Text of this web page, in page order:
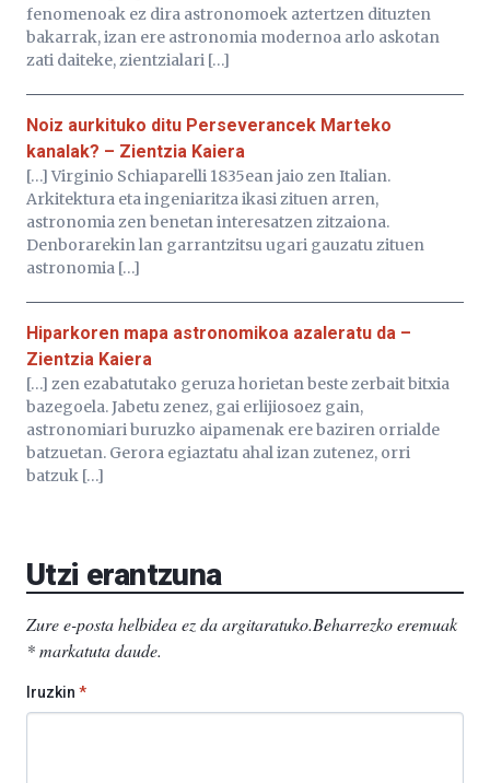
fenomenoak ez dira astronomoek aztertzen dituzten
bakarrak, izan ere astronomia modernoa arlo askotan
zati daiteke, zientzialari […]
Noiz aurkituko ditu Perseverancek Marteko
kanalak? – Zientzia Kaiera
[…] Virginio Schiaparelli 1835ean jaio zen Italian.
Arkitektura eta ingeniaritza ikasi zituen arren,
astronomia zen benetan interesatzen zitzaiona.
Denborarekin lan garrantzitsu ugari gauzatu zituen
astronomia […]
Hiparkoren mapa astronomikoa azaleratu da –
Zientzia Kaiera
[…] zen ezabatutako geruza horietan beste zerbait bitxia
bazegoela. Jabetu zenez, gai erlijiosoez gain,
astronomiari buruzko aipamenak ere baziren orrialde
batzuetan. Gerora egiaztatu ahal izan zutenez, orri
batzuk […]
Utzi erantzuna
Zure e-posta helbidea ez da argitaratuko.Beharrezko eremuak
*markatuta daude.
Iruzkin *